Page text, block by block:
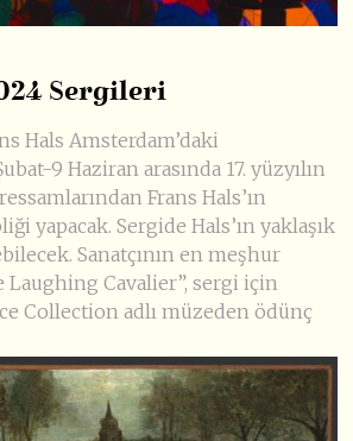
Sergileri
Hals Amsterdam’daki
9 Haziran arasında 17. yüzyılın
Frans Hals’ın
yapacak. Sergide Hals’ın yaklaşık
Sanatçının en meşhur
Laughing Cavalier”, sergi için
Collection adlı müzeden ödünç